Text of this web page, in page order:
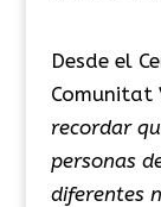
Desde el
Comunitat
recordar
personas
diferentes